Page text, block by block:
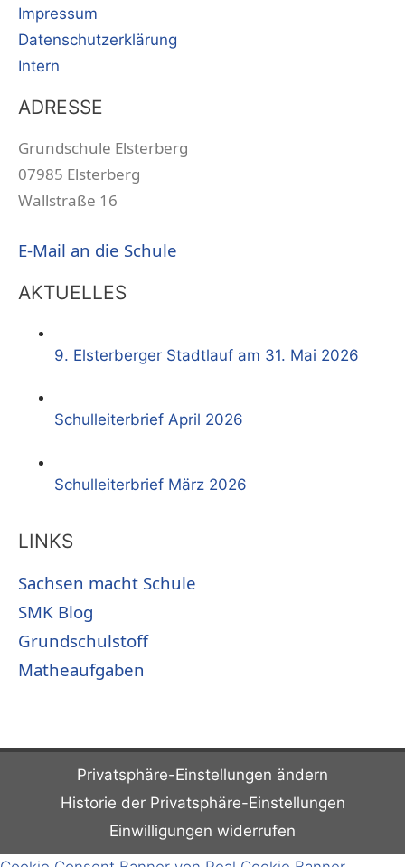
Impressum
Datenschutzerklärung
Intern
ADRESSE
Grundschule Elsterberg
07985 Elsterberg
Wallstraße 16
E-Mail an die Schule
AKTUELLES
9. Elsterberger Stadtlauf am 31. Mai 2026
Schulleiterbrief April 2026
Schulleiterbrief März 2026
LINKS
Sachsen macht Schule
SMK Blog
Grundschulstoff
Matheaufgaben
Privatsphäre-Einstellungen ändern
Historie der Privatsphäre-Einstellungen
Einwilligungen widerrufen